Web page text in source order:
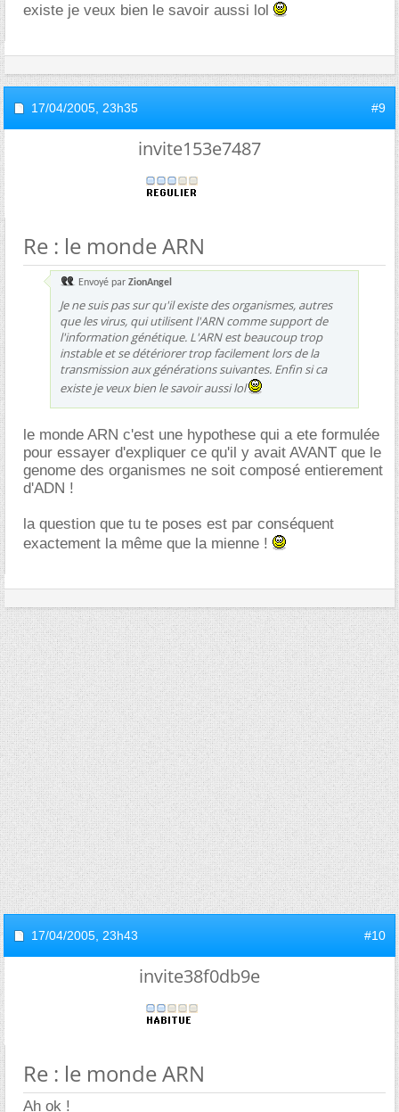
existe je veux bien le savoir aussi lol
17/04/2005, 23h35 #9
invite153e7487
Re : le monde ARN
Envoyé par ZionAngel
Je ne suis pas sur qu'il existe des organismes, autres
que les virus, qui utilisent l'ARN comme support de
l'information génétique. L'ARN est beaucoup trop
instable et se détériorer trop facilement lors de la
transmission aux générations suivantes. Enfin si ca
existe je veux bien le savoir aussi lol
le monde ARN c'est une hypothese qui a ete formulée
pour essayer d'expliquer ce qu'il y avait AVANT que le
genome des organismes ne soit composé entierement
d'ADN !
la question que tu te poses est par conséquent
exactement la même que la mienne !
17/04/2005, 23h43 #10
invite38f0db9e
Re : le monde ARN
Ah ok !